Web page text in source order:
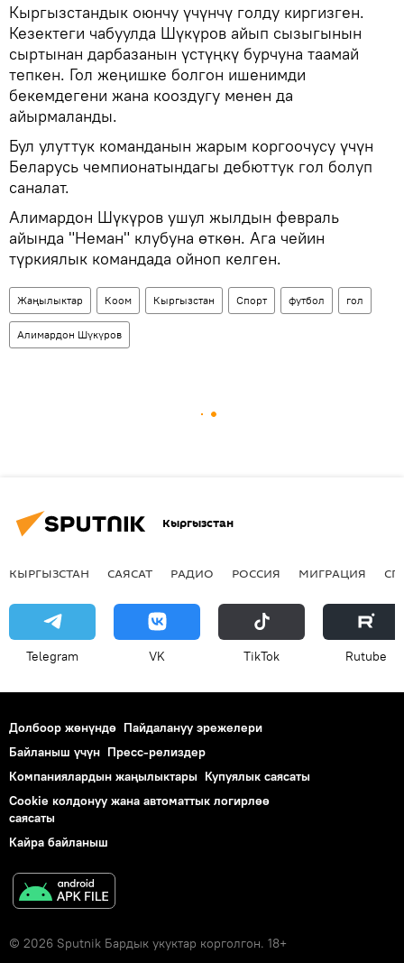
Кыргызстандык оюнчу үчүнчү голду киргизген.
Кезектеги чабуулда Шүкүров айып сызыгынын
сыртынан дарбазанын үстүңкү бурчуна таамай
тепкен. Гол жеңишке болгон ишенимди
бекемдегени жана кооздугу менен да
айырмаланды.
Бул улуттук команданын жарым коргоочусу үчүн
Беларусь чемпионатындагы дебюттук гол болуп
саналат.
Алимардон Шүкүров ушул жылдын февраль
айында "Неман" клубуна өткөн. Ага чейин
түркиялык командада ойноп келген.
Жаңылыктар Коом Кыргызстан Спорт футбол гол
Алимардон Шүкүров
Кыргызстан
КЫРГЫЗСТАН САЯСАТ РАДИО РОССИЯ МИГРАЦИЯ
Telegram VK ТikТоk Rutube
Долбоор жөнүндө Пайдалануу эрежелери
Байланыш үчүн Пресс-релиздер
Компаниялардын жаңылыктары Купуялык саясаты
Cookie колдонуу жана автоматтык логирлөө
саясаты
Кайра байланыш
© 2026 Sputnik Бардык укуктар корголгон. 18+